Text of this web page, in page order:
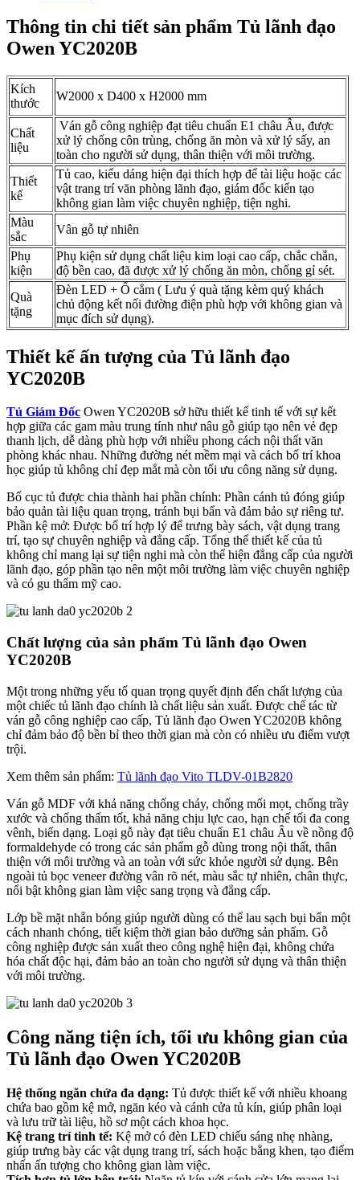
Thông tin chi tiết sản phẩm Tủ lãnh đạo
Owen YC2020B
Kích
thước
W2000 x D400 x H2000 mm
Chất
liệu
Ván gỗ công nghiệp đạt tiêu chuẩn E1 châu Âu, được
xử lý chống côn trùng, chống ăn mòn và xử lý sấy, an
toàn cho người sử dụng, thân thiện với môi trường.
Thiết
kế
Tủ cao, kiểu dáng hiện đại thích hợp để tài liệu hoặc các
vật trang trí văn phòng lãnh đạo, giám đốc kiến tạo
không gian làm việc chuyên nghiệp, tiện nghi.
Màu
sắc
Vân gỗ tự nhiên
Phụ
kiện
Phụ kiện sử dụng chất liệu kim loại cao cấp, chắc chắn,
độ bền cao, đã được xử lý chống ăn mòn, chống gỉ sét.
Quà
tặng
Đèn LED + Ổ cắm ( Lưu ý quà tặng kèm quý khách
chủ động kết nối đường điện phù hợp với không gian và
mục đích sử dụng).
Thiết kế ấn tượng của Tủ lãnh đạo
YC2020B
Tủ Giám Đốc Owen YC2020B sở hữu thiết kế tinh tế với sự kết
hợp giữa các gam màu trung tính như nâu gỗ giúp tạo nên vẻ đẹp
thanh lịch, dễ dàng phù hợp với nhiều phong cách nội thất văn
phòng khác nhau. Những đường nét mềm mại và cách bố trí khoa
học giúp tủ không chỉ đẹp mắt mà còn tối ưu công năng sử dụng.
Bố cục tủ được chia thành hai phần chính: Phần cánh tủ đóng giúp
bảo quản tài liệu quan trọng, tránh bụi bẩn và đảm bảo sự riêng tư.
Phần kệ mở: Được bố trí hợp lý để trưng bày sách, vật dụng trang
trí, tạo sự chuyên nghiệp và đẳng cấp. Tổng thể thiết kế của tủ
không chỉ mang lại sự tiện nghi mà còn thể hiện đẳng cấp của người
lãnh đạo, góp phần tạo nên một môi trường làm việc chuyên nghiệp
và có gu thẩm mỹ cao.
Chất lượng của sản phẩm Tủ lãnh đạo Owen
YC2020B
Một trong những yếu tố quan trọng quyết định đến chất lượng của
một chiếc tủ lãnh đạo chính là chất liệu sản xuất. Được chế tác từ
ván gỗ công nghiệp cao cấp, Tủ lãnh đạo Owen YC2020B không
chỉ đảm bảo độ bền bỉ theo thời gian mà còn có nhiều ưu điểm vượt
trội.
Xem thêm sản phẩm: Tủ lãnh đạo Vito TLDV-01B2820
Ván gỗ MDF với khả năng chống cháy, chống mối mọt, chống trầy
xước và chống thấm tốt, khả năng chịu lực cao, hạn chế tối đa cong
vênh, biến dạng. Loại gỗ này đạt tiêu chuẩn E1 châu Âu về nồng độ
formaldehyde có trong các sản phẩm gỗ dùng trong nội thất, thân
thiện với môi trường và an toàn với sức khỏe người sử dụng. Bên
ngoài tủ bọc veneer đường vân rõ nét, màu sắc tự nhiên, chân thực,
nổi bật không gian làm việc sang trọng và đẳng cấp.
Lớp bề mặt nhẵn bóng giúp người dùng có thể lau sạch bụi bẩn một
cách nhanh chóng, tiết kiệm thời gian bảo dưỡng sản phẩm. Gỗ
công nghiệp được sản xuất theo công nghệ hiện đại, không chứa
hóa chất độc hại, đảm bảo an toàn cho người sử dụng và thân thiện
với môi trường.
Công năng tiện ích, tối ưu không gian của
Tủ lãnh đạo Owen YC2020B
Hệ thống ngăn chứa đa dạng: Tủ được thiết kế với nhiều khoang
chứa bao gồm kệ mở, ngăn kéo và cánh cửa tủ kín, giúp phân loại
và lưu trữ tài liệu, hồ sơ một cách khoa học.
Kệ trang trí tinh tế: Kệ mở có đèn LED chiếu sáng nhẹ nhàng,
giúp trưng bày các vật dụng trang trí, sách hoặc bằng khen, tạo điểm
nhấn ấn tượng cho không gian làm việc.